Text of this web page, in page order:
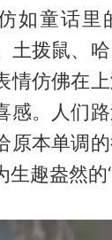
如童话里
土拨鼠、
情仿佛在
感。人们
原本单调
趣盎然的“